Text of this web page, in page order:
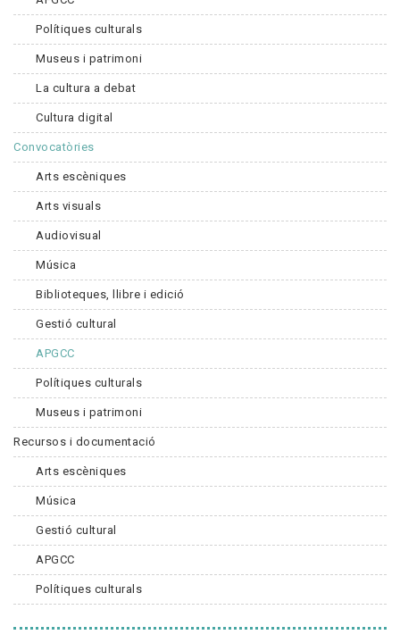
Polítiques culturals
Museus i patrimoni
La cultura a debat
Cultura digital
Convocatòries
Arts escèniques
Arts visuals
Audiovisual
Música
Biblioteques, llibre i edició
Gestió cultural
APGCC
Polítiques culturals
Museus i patrimoni
Recursos i documentació
Arts escèniques
Música
Gestió cultural
APGCC
Polítiques culturals